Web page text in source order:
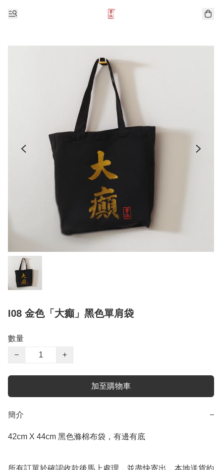
I08 金色「大癲」黑色單肩袋
數量
−
+
加至購物車
簡介 −
42cm X 44cm 黑色滌棉布袋，有邊有底